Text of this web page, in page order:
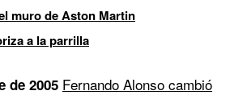
muro de Aston Martin
a la parrilla
de 2005 Fernando Alonso cambió